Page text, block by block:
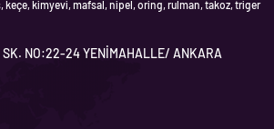
keçe, kimyevi, mafsal, nipel, oring, rulman, takoz, triger
SK. NO:22-24 YENİMAHALLE/ ANKARA